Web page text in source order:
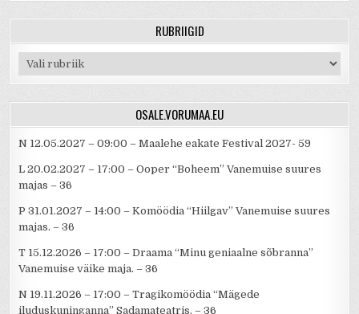
RUBRIIGID
Rubriigid
OSALE.VORUMAA.EU
N 12.05.2027 – 09:00 – Maalehe eakate Festival 2027- 59
L 20.02.2027 – 17:00 – Ooper “Boheem” Vanemuise suures
majas – 36
P 31.01.2027 – 14:00 – Komöödia “Hiilgav” Vanemuise suures
majas. – 36
T 15.12.2026 – 17:00 – Draama “Minu geniaalne sõbranna”
Vanemuise väike maja. – 36
N 19.11.2026 – 17:00 – Tragikomöödia “Mägede
iluduskuninganna” Sadamateatris. – 36